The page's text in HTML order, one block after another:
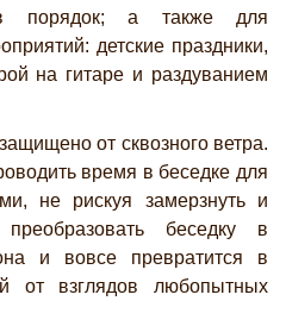
порядок; а также для
детские праздники,
на гитаре и раздуванием
от сквозного ветра.
время в беседке для
не рискуя замерзнуть и
беседку в
и вовсе превратится в
от взглядов любопытных